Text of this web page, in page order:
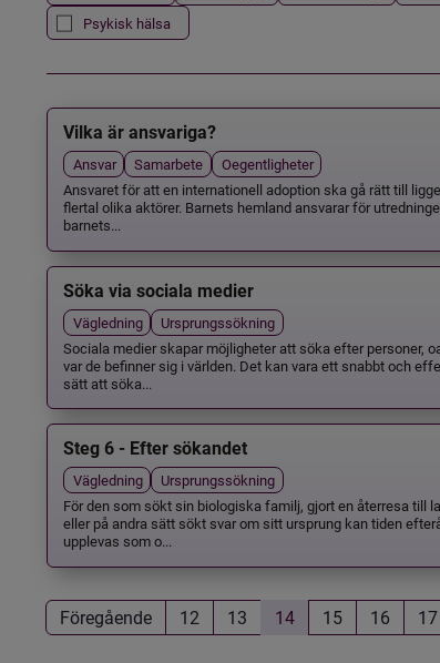
Psykisk hälsa
Vilka är ansvariga?
Ansvar Samarbete
Oegentligheter
Ansvaret för att en internationell adoption ska gå rätt till
flertal olika aktörer. Barnets hemland ansvarar för
barnets...
Söka via sociala medier
Vägledning
Ursprungssökning
Sociala medier skapar möjligheter att söka efter personer,
var de befinner sig i världen. Det kan vara ett snabbt och
sätt att söka...
Steg 6 - Efter sökandet
Vägledning
Ursprungssökning
För den som sökt sin biologiska familj, gjort en återresa till
eller på andra sätt sökt svar om sitt ursprung kan tiden
upplevas som o...
Föregående 12 13 14 15 16 17